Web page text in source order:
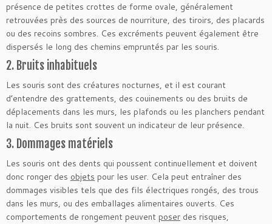
présence de petites crottes de forme ovale, généralement
retrouvées près des sources de nourriture, des tiroirs, des placards
ou des recoins sombres. Ces excréments peuvent également être
dispersés le long des chemins empruntés par les souris.
2. Bruits inhabituels
Les souris sont des créatures nocturnes, et il est courant
d’entendre des grattements, des couinements ou des bruits de
déplacements dans les murs, les plafonds ou les planchers pendant
la nuit. Ces bruits sont souvent un indicateur de leur présence.
3. Dommages matériels
Les souris ont des dents qui poussent continuellement et doivent
donc ronger des objets pour les user. Cela peut entraîner des
dommages visibles tels que des fils électriques rongés, des trous
dans les murs, ou des emballages alimentaires ouverts. Ces
comportements de rongement peuvent poser des risques,